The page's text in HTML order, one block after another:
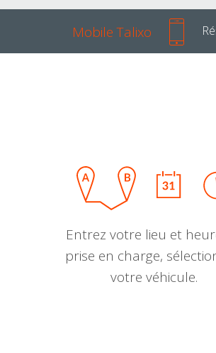
Mobile Talixo
Entrez votre lieu et
prise en charge,
votre véhicule.